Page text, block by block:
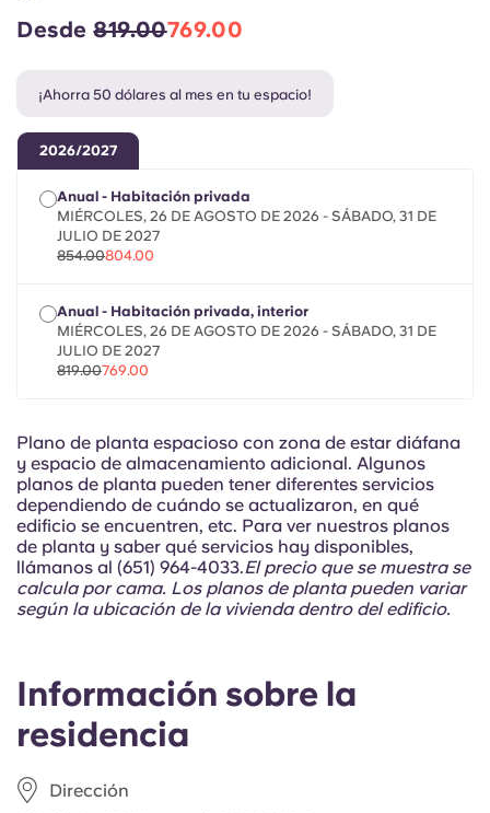
Català
Deutsch
French
Información sobre la
residencia
Dirección
Desde819.00769.00
¡Ahorra 50 dólares al mes en tu espacio!
2026/2027
Anual - Habitación privada
MIÉRCOLES, 26 DE AGOSTO DE 2026 - SÁBADO, 31 DE
JULIO DE 2027
854.00804.00
Anual - Habitación privada, interior
MIÉRCOLES, 26 DE AGOSTO DE 2026 - SÁBADO, 31 DE
JULIO DE 2027
819.00769.00
Plano de planta espacioso con zona de estar diáfana
y espacio de almacenamiento adicional. Algunos
planos de planta pueden tener diferentes servicios
dependiendo de cuándo se actualizaron, en qué
edificio se encuentren, etc. Para ver nuestros planos
de planta y saber qué servicios hay disponibles,
llámanos al (651) 964-4033.El precio que se muestra se
calcula por cama. Los planos de planta pueden variar
según la ubicación de la vivienda dentro del edificio.